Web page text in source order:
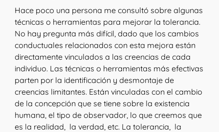
Hace poco una persona me consultó sobre algunas
técnicas o herramientas para mejorar la tolerancia.
No hay pregunta más difícil, dado que los cambios
conductuales relacionados con esta mejora están
directamente vinculados a las creencias de cada
individuo. Las técnicas o herramientas más efectivas
parten por la identificación y desmontaje de
creencias limitantes. Están vinculadas con el cambio
de la concepción que se tiene sobre la existencia
humana, el tipo de observador, lo que creemos que
es la realidad, la verdad, etc. La tolerancia, la